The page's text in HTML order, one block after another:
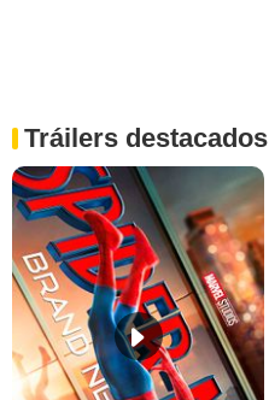
Tráilers destacados